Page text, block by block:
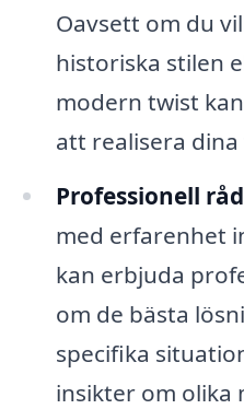
Oavsett om du
historiska stilen
modern twist
att realisera dina
Professionell
med erfarenhet
kan erbjuda
om de bästa
specifika
insikter om olika